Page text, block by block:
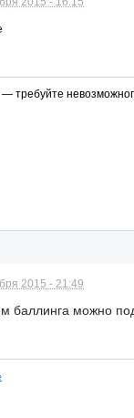
— требуйте
2015 - 21:49
баллинга можно